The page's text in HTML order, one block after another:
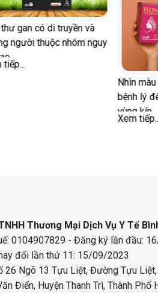
gan có di truyền và
người thuộc nhóm nguy
tiếp...
Nhìn
bệnh lý
vùng kín
Xem
Thương Mại Dịch Vụ Y Tế
0104907829 - Đăng ký lần đầu:
đổi lần thứ 11: 15/09/2023
26 Ngõ 13 Tựu Liệt, Đường Tựu Liệt,
Điển, Huyện Thanh Trì, Thành Phố